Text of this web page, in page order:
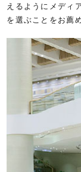
えるようにメディ
を選ぶことをお薦